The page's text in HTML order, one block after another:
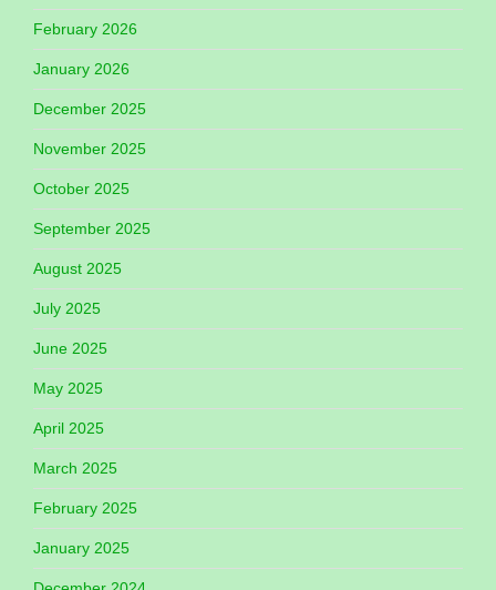
February 2026
January 2026
December 2025
November 2025
October 2025
September 2025
August 2025
July 2025
June 2025
May 2025
April 2025
March 2025
February 2025
January 2025